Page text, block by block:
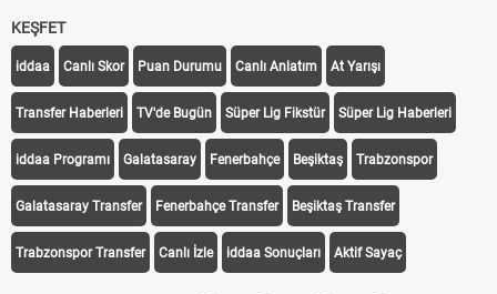
KEŞFET
iddaa Canlı Skor Puan Durumu Canlı Anlatım At Yarışı
Transfer Haberleri TV'de Bugün Süper Lig Fikstür Süper Lig Haberleri
iddaa Programı Galatasaray Fenerbahçe Beşiktaş Trabzonspor
Galatasaray Transfer Fenerbahçe Transfer Beşiktaş Transfer
Trabzonspor Transfer Canlı İzle iddaa Sonuçları Aktif Sayaç